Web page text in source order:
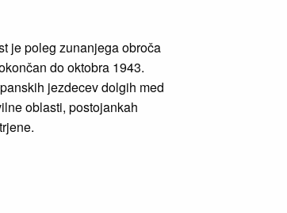
je poleg zunanjega obroča
do oktobra 1943.
jezdecev dolgih med
oblasti, postojankah